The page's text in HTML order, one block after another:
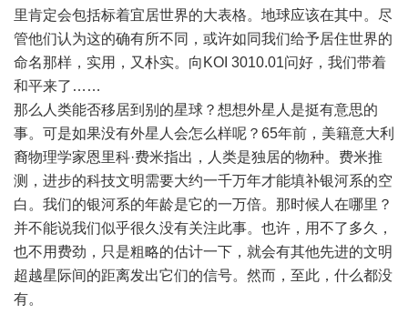
里肯定会包括标着宜居世界的大表格。地球应该在其中。尽
管他们认为这的确有所不同，或许如同我们给予居住世界的
命名那样，实用，又朴实。向KOI 3010.01问好，我们带着
和平来了……
那么人类能否移居到别的星球？想想外星人是挺有意思的
事。可是如果没有外星人会怎么样呢？65年前，美籍意大利
裔物理学家恩里科·费米指出，人类是独居的物种。费米推
测，进步的科技文明需要大约一千万年才能填补银河系的空
白。我们的银河系的年龄是它的一万倍。那时候人在哪里？
并不能说我们似乎很久没有关注此事。也许，用不了多久，
也不用费劲，只是粗略的估计一下，就会有其他先进的文明
超越星际间的距离发出它们的信号。然而，至此，什么都没
有。